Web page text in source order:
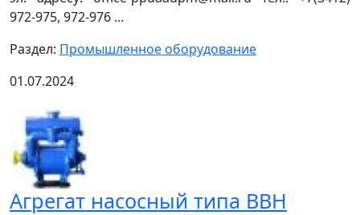
972-975, 972-976 ...
Раздел: Промышленное оборудование
01.07.2024
Агрегат насосный типа ВВН